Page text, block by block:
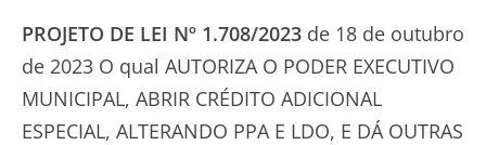
PROJETO DE LEI Nº 1.708/2023 de 18 de outubro
de 2023 O qual AUTORIZA O PODER EXECUTIVO
MUNICIPAL, ABRIR CRÉDITO ADICIONAL
ESPECIAL, ALTERANDO PPA E LDO, E DÁ OUTRAS